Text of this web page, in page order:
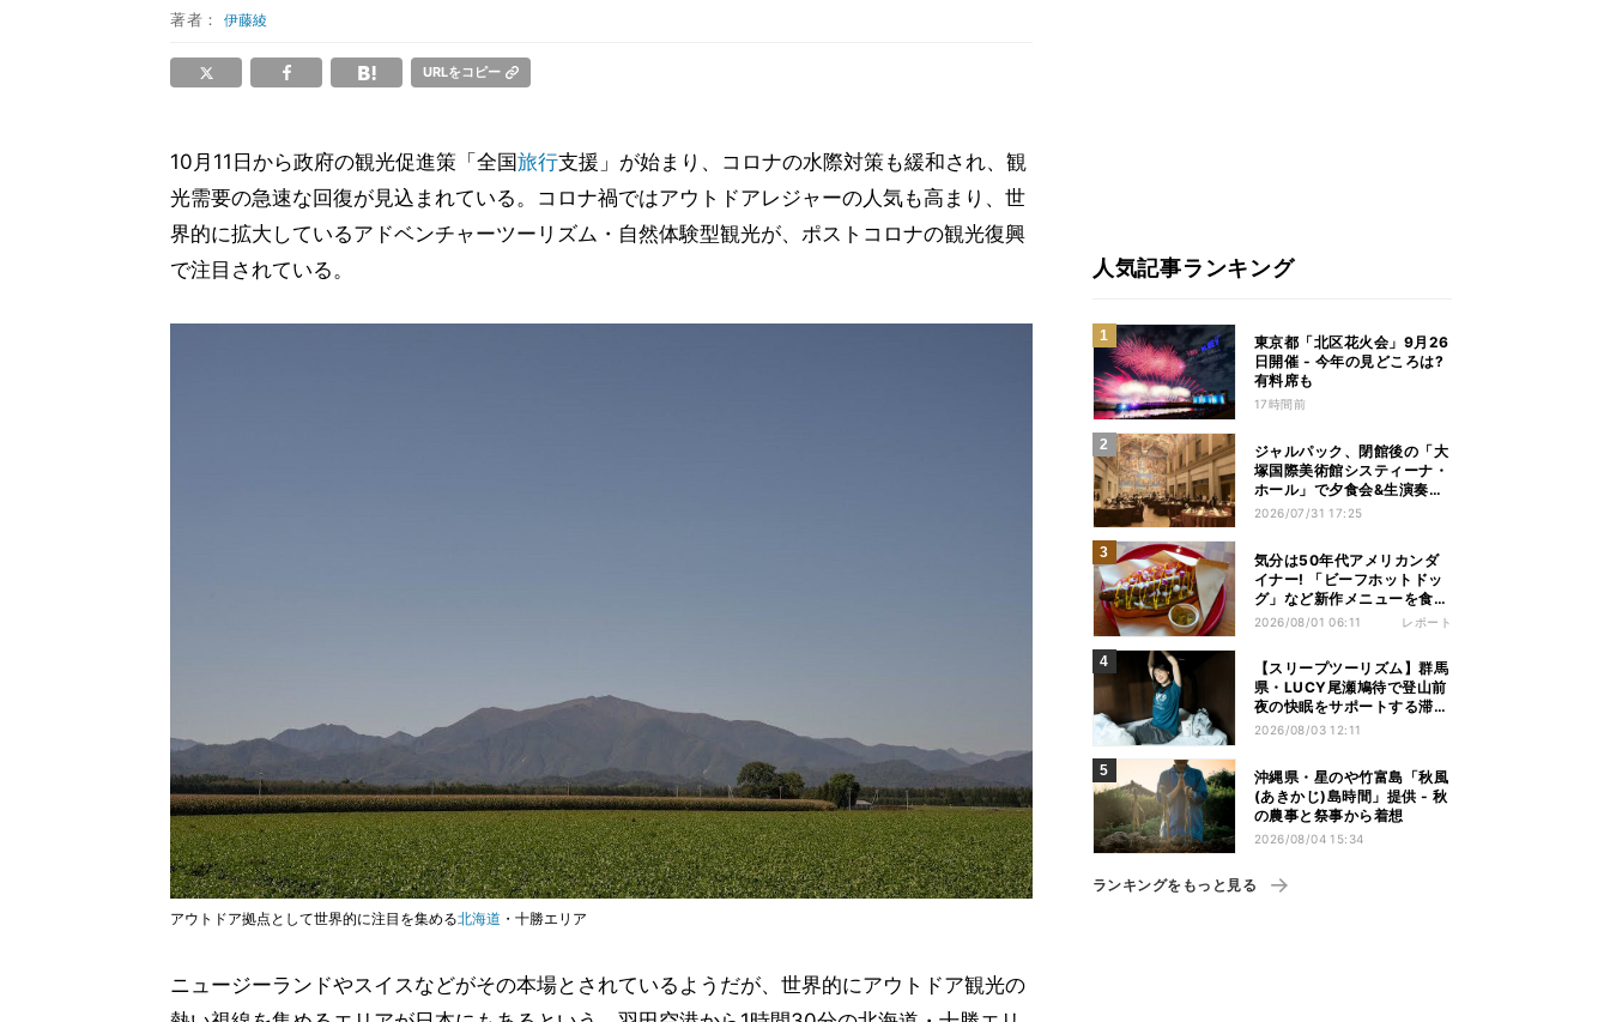
著者：伊藤綾
URLをコピー
10月11日から政府の観光促進策「全国旅行支援」が始まり、コロナの水際対策も緩和され、観
光需要の急速な回復が見込まれている。コロナ禍ではアウトドアレジャーの人気も高まり、世
界的に拡大しているアドベンチャーツーリズム・自然体験型観光が、ポストコロナの観光復興
で注目されている。
アウトドア拠点として世界的に注目を集める北海道 ・十勝エリア
ニュージーランドやスイスなどがその本場とされているようだが、世界的にアウトドア観光の
人気記事ランキング
東京都「北区花火会」9月26
日開催 - 今年の見どころは?
有料席も
17時間前
ジャルパック、閉館後の「大
塚国際美術館システィーナ・
ホール」で夕食会&生演奏を
楽しむツアーを販売 – 徳島を
2026/07/31 17:25
気分は50年代アメリカンダ
イナー! 「ビーフホットドッ
グ」など新作メニューを食べ
てきた【1955 東京ベイ by
2026/08/01 06:11 レポート
【スリープツーリズム】群馬
県・LUCY尾瀬鳩待で登山前
夜の快眠をサポートする滞在
プラン提供 - 「ヒツジのいら
2026/08/03 12:11
沖縄県・星のや竹富島「秋風
(あきかじ)島時間」提供 - 秋
の農事と祭事から着想
2026/08/04 15:34
ランキングをもっと見る